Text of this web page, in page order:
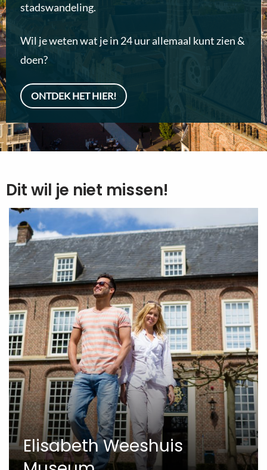
stadswandeling.
Wil je weten wat je in 24 uur allemaal kunt zien &
doen?
ONTDEK HET HIER!
Dit wil je niet missen!
Elisabeth Weeshuis